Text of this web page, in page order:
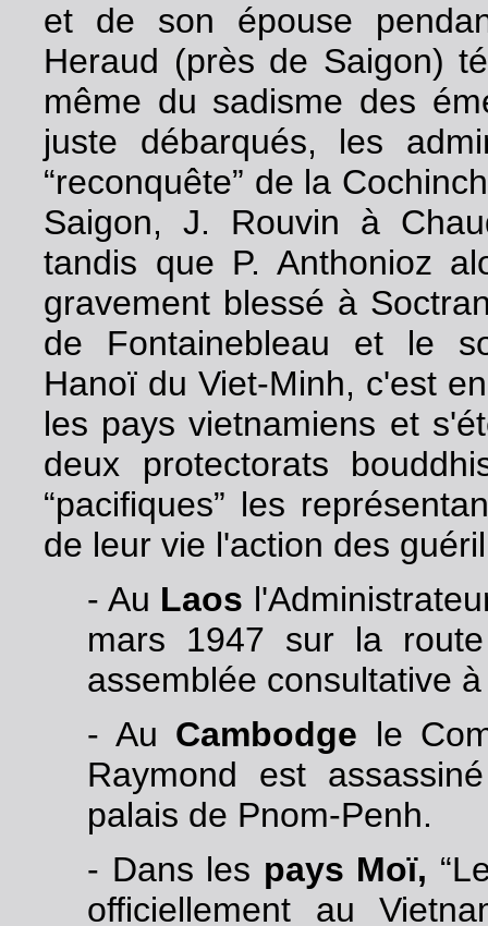
et de son épouse
Heraud (près de Saigon)
même du sadisme des
juste débarqués, les
“reconquête” de la
Saigon, J. Rouvin à
tandis que P. Anthonioz
gravement blessé à
de Fontainebleau et le
Hanoï du Viet-Minh, c'est
les pays vietnamiens et
deux protectorats
“pacifiques” les
de leur vie l'action des
- Au Laos
mars 1947 sur la
assemblée consultative
- Au Cambodge le
Raymond est
palais de Pnom-Penh.
- Dans les pays Moï,
officiellement au